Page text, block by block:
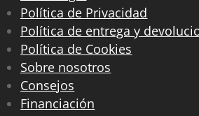
Política de Privacidad
Política de entrega y
Política de Cookies
Sobre nosotros
Consejos
Financiación